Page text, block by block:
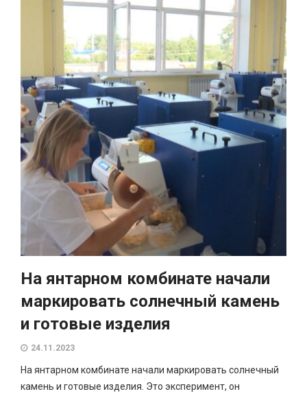
На янтарном комбинате начали
маркировать солнечный камень
и готовые изделия
24.11.2023
На янтарном комбинате начали маркировать солнечный
камень и готовые изделия. Это эксперимент, он